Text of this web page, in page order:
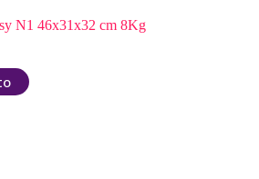
N1 46x31x32 cm 8Kg